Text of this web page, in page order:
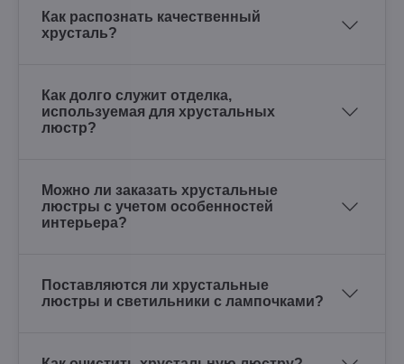
Как распознать качественный
хрусталь?
Как долго служит отделка,
используемая для хрустальных
люстр?
Можно ли заказать хрустальные
люстры с учетом особенностей
интерьера?
Поставляются ли хрустальные
люстры и светильники с лампочками?